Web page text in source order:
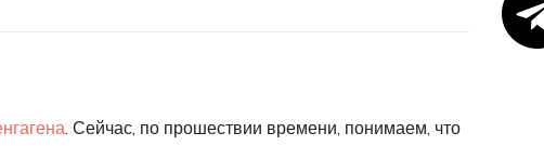
. Сейчас, по прошествии времени, понимаем, что